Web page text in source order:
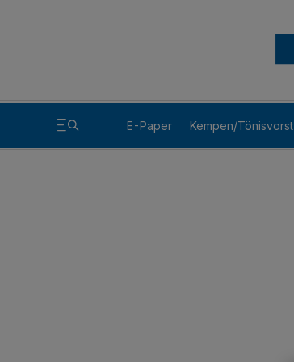
E-Paper Kempen/Tönisvorst